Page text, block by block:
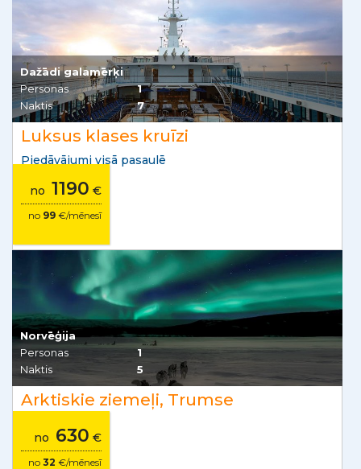
Dažādi galamērķi
Personas
1
Naktis
7
Luksus klases kruīzi
Piedāvājumi visā pasaulē
no 1190 €
no 99 €/mēnesī
Norvēģija
Personas
1
Naktis
5
Arktiskie ziemeļi, Trumse
no 630 €
no 32 €/mēnesī